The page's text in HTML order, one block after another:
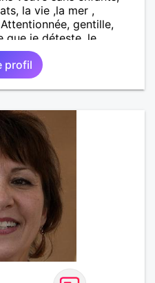
la vie ,la mer ,
gentille,
que je déteste, le
les faux
profil